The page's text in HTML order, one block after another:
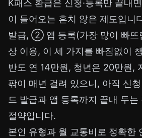
K패스 환급은 신청·등록만 끝내
이 들어오는 흔치 않은 제도입
발급, ② 앱 등록(가장 많이 빠
상 이용, 이 세 가지를 빠짐없이
반도 연 14만원, 청년은 20만원,
팎이 매년 걸려 있으니, 아직 신
드 발급과 앱 등록까지 끝내 두
절약입니다.
본인 유형과 월 교통비로 정확한